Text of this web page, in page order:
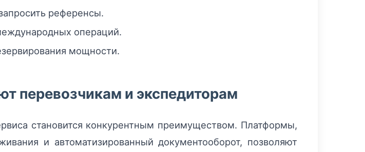
референсы.
операций.
мощности.
перевозчикам и экспедиторам
становится конкурентным преимуществом. Платформы,
и автоматизированный документооборот, позволяют